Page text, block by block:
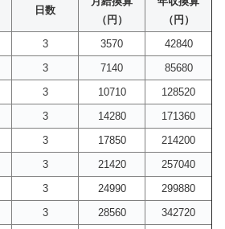
日数
（円）
（円）
3 3570
42840
3 7140
85680
3 10710
128520
3 14280
171360
3 17850
214200
3 21420
257040
3 24990
299880
3 28560
342720